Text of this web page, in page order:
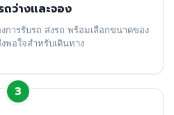
ถว่างและจอง
การรับรถ ส่งรถ พร้อมเลือกขนาดของ
อใจสำหรับเดินทาง
3